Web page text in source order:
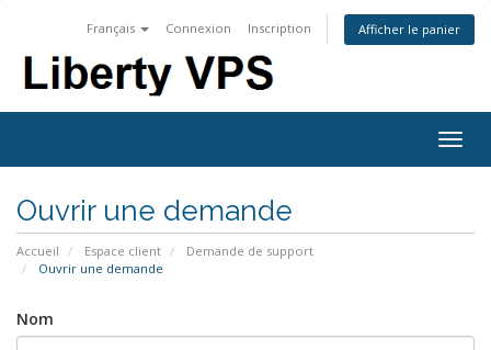
Français Connexion Inscription Afficher le panier
Ouvrir une demande
Accueil Espace client
Demande de support
Ouvrir une demande
Nom